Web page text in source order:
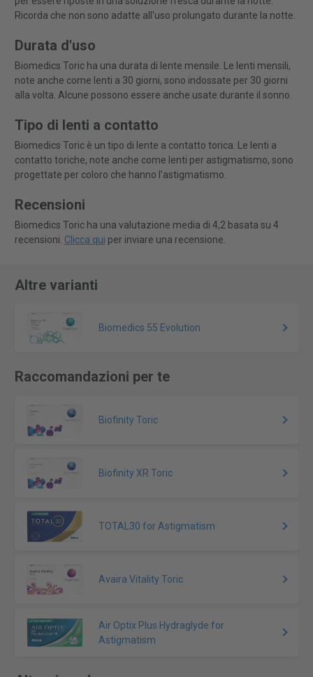
Ricorda che non sono adatte all'uso prolungato durante la notte.
Durata d'uso
Biomedics Toric ha una durata di lente mensile. Le lenti mensili,
note anche come lenti a 30 giorni, sono indossate per 30 giorni
alla volta. Alcune possono essere anche usate durante il sonno.
Tipo di lenti a contatto
Biomedics Toric è un tipo di lente a contatto torica. Le lenti a
contatto toriche, note anche come lenti per astigmatismo, sono
progettate per coloro che hanno l'astigmatismo.
Recensioni
Biomedics Toric ha una valutazione media di 4,2 basata su 4
recensioni. Clicca qui per inviare una recensione.
Altre varianti
Biomedics 55 Evolution
Raccomandazioni per te
Biofinity Toric
Biofinity XR Toric
TOTAL30 for Astigmatism
Avaira Vitality Toric
Air Optix Plus Hydraglyde for
Astigmatism